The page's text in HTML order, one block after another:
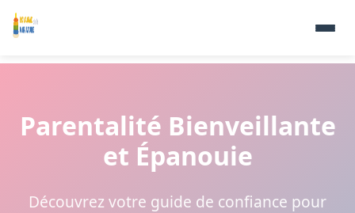
Parentalité Bienveillante
et Épanouie
Découvrez votre guide de confiance pour